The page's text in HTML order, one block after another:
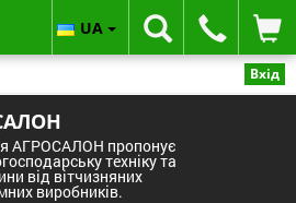
Вхід
АГРОСАЛОН пропонує
техніку та
від вітчизняних
виробників.
UA